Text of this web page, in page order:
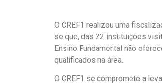
O CREF1 realizou uma
se que, das 22 instituições
Ensino Fundamental não
qualificados na área.
O CREF1 se compromete a